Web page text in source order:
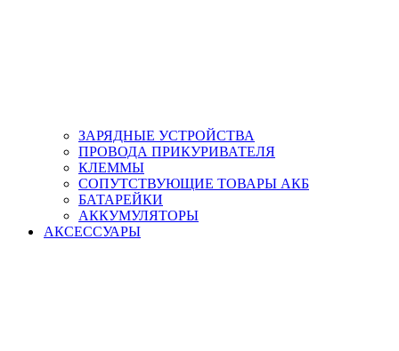
ЗАРЯДНЫЕ УСТРОЙСТВА
ПРОВОДА ПРИКУРИВАТЕЛЯ
КЛЕММЫ
СОПУТСТВУЮЩИЕ ТОВАРЫ АКБ
БАТАРЕЙКИ
АККУМУЛЯТОРЫ
АКСЕСCУАРЫ